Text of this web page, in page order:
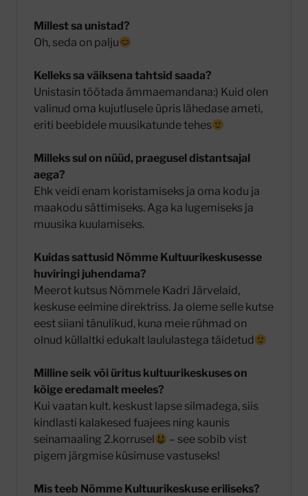
Millest sa unistad?
Oh, seda on palju
Kelleks sa väiksena tahtsid saada?
Unistasin töötada ämmaemandana:) Kuid olen
valinud oma kujutlusele üpris lähedase ameti,
eriti beebidele muusikatunde tehes
Milleks sul on nüüd, praegusel distantsajal
aega?
Ehk veidi enam koristamiseks ja oma kodu ja
maakodu sättimiseks. Aga ka lugemiseks ja
muusika kuulamiseks.
Kuidas sattusid Nõmme Kultuurikeskusesse
huviringi juhendama?
Meerot kutsus Nõmmele Kadri Järvelaid,
keskuse eelmine direktriss. Ja oleme selle kutse
eest siiani tänulikud, kuna meie rühmad on
olnud küllaltki edukalt laululastega täidetud
Milline seik või üritus kultuurikeskuses on
kõige eredamalt meeles?
Kui vaatan kult. keskust lapse silmadega, siis
kindlasti kalakesed fuajees ning kaunis
seinamaaling 2.korrusel
– see sobib vist
pigem järgmise küsimuse vastuseks!
Mis teeb Nõmme Kultuurikeskuse eriliseks?